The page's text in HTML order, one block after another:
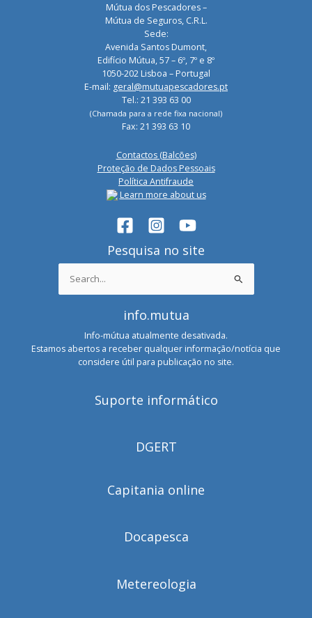
Mútua dos Pescadores –
Mútua de Seguros, C.R.L.
Sede:
Avenida Santos Dumont,
Edifício Mútua, 57 – 6º, 7º e 8º
1050-202 Lisboa – Portugal
E-mail: geral@mutuapescadores.pt
Tel.: 21 393 63 00
(Chamada para a rede fixa nacional)
Fax: 21 393 63 10
Contactos (Balcões)
Proteção de Dados Pessoais
Política Antifraude
Learn more about us
Pesquisa no site
Search
for:
info.mutua
Info-mútua atualmente desativada.
Estamos abertos a receber qualquer informação/notícia que
considere útil para publicação no site.
Suporte informático
DGERT
Capitania online
Docapesca
Metereologia